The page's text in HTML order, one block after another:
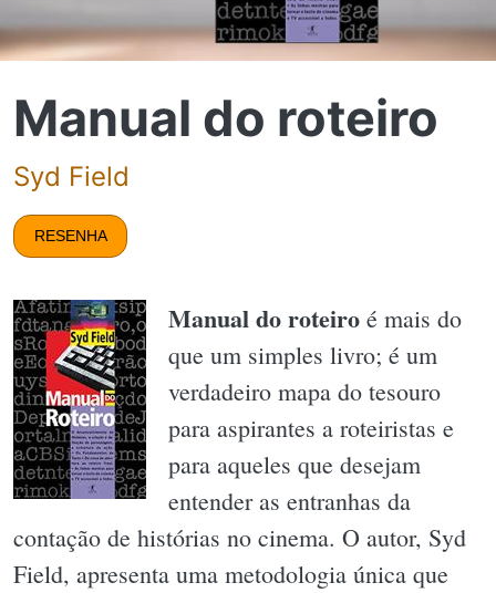
Manual do roteiro
Syd Field
RESENHA
Manual do roteiro é mais do
que um simples livro; é um
verdadeiro mapa do tesouro
para aspirantes a roteiristas e
para aqueles que desejam
entender as entranhas da
contação de histórias no cinema. O autor, Syd
Field, apresenta uma metodologia única que